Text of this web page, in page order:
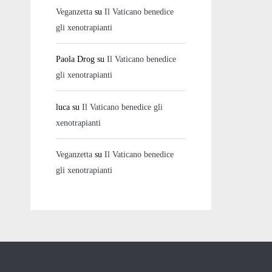
Veganzetta suIl Vaticano benedice
gli xenotrapianti
Paola Drog suIl Vaticano benedice
gli xenotrapianti
luca suIl Vaticano benedice gli
xenotrapianti
Veganzetta suIl Vaticano benedice
gli xenotrapianti